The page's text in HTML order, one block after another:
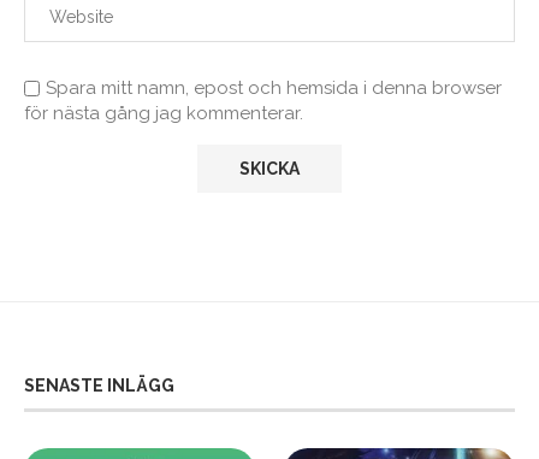
Spara mitt namn, epost och hemsida i denna browser
för nästa gång jag kommenterar.
SENASTE INLÄGG